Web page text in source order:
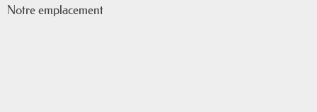
Notre emplacement